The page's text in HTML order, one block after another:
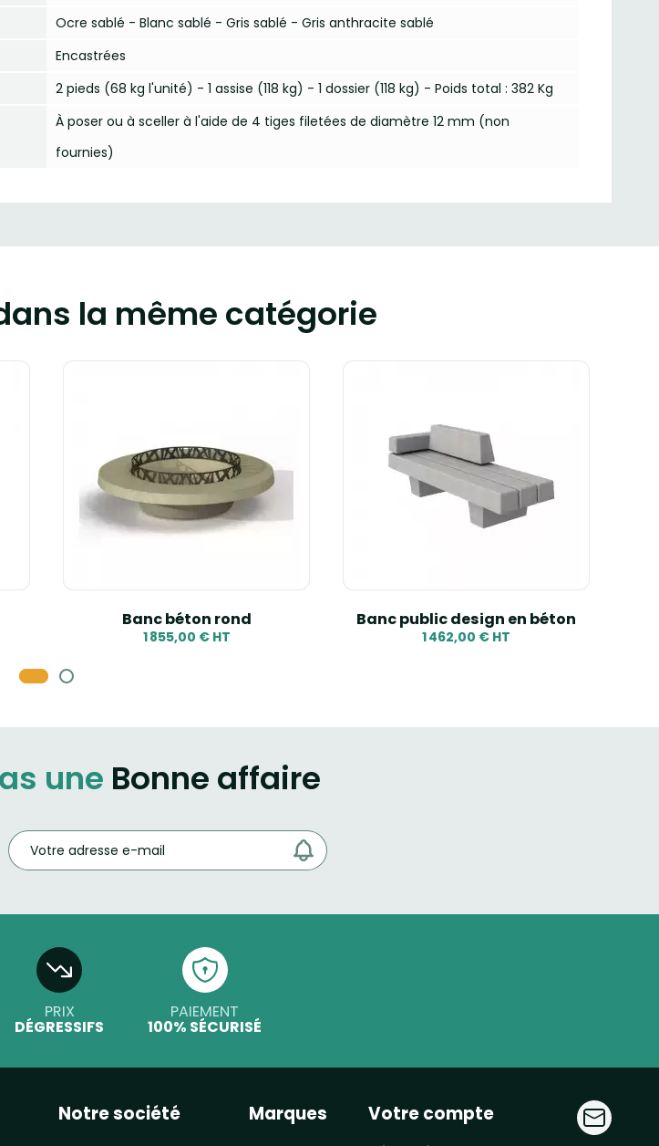
Ocre sablé - Blanc sablé - Gris sablé - Gris anthracite sablé
Encastrées
2 pieds (68 kg l'unité) - 1 assise (118 kg) - 1 dossier (118 kg) - Poids total : 382 Kg
À poser ou à sceller à l'aide de 4 tiges filetées de diamètre 12 mm (non
fournies)
la même catégorie
Banc béton rond
1 855,00 € HT
Banc public design en béton
1 462,00 € HT
une Bonne affaire
PRIX
DÉGRESSIFS
PAIEMENT
100% SÉCURISÉ
Notre société Marques Votre compte